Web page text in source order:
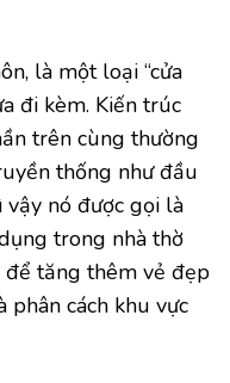
là một loại “cửa
đi kèm. Kiến trúc
trên cùng thường
thống như đầu
vậy nó được gọi là
trong nhà thờ
để tăng thêm vẻ đẹp
phân cách khu vực